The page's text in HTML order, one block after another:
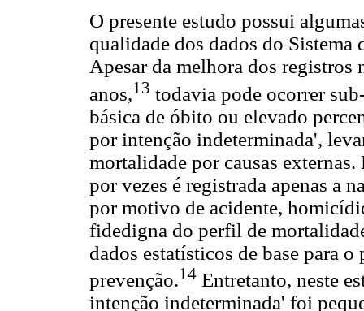
O presente estudo possui
qualidade dos dados do
Apesar da melhora dos registros
anos,13 todavia pode ocorrer
básica de óbito ou elevado
por intenção indeterminada',
mortalidade por causas
por vezes é registrada apenas a
por motivo de acidente,
fidedigna do perfil de
dados estatísticos de base para
prevenção.14 Entretanto, neste
intenção indeterminada' foi